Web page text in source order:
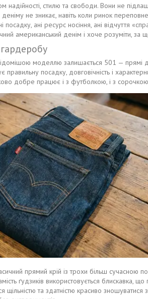
надійності, стилю та свободи. Вони не
не зникає, навіть коли ринок
ані ресурс носіння, ані відчуття
американський денім і хоче розуміти, за
моделлю залишається 501 — прямі
посадку, довговічність і
добре працює і з футболкою, і з
прямий крій із трохи більш сучасною
ґудзиків використовується блискавка,
щільністю та здатністю красиво